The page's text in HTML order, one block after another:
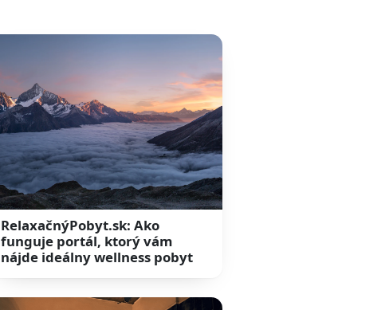
RelaxačnýPobyt.sk: Ako
funguje portál, ktorý vám
nájde ideálny wellness pobyt